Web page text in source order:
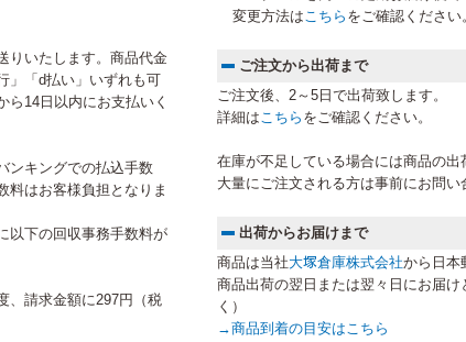
りいたします。商品代金
「d払い」いずれも可
ら14日以内にお支払いく
ンキングでの払込手数
料はお客様負担となりま
以下の回収事務手数料が
、請求金額に297円（税
変更方法はこちら をご確認ください
ご注文から出荷まで
ご注文後、2～5日で出荷致します。
詳細はこちら をご確認ください。
在庫が不足している場合には商品の出
大量にご注文される方は事前にお問い
出荷からお届けまで
商品は当社大塚倉庫株式会社から日本
商品出荷の翌日または翌々日にお届
く）
→商品到着の目安はこちら